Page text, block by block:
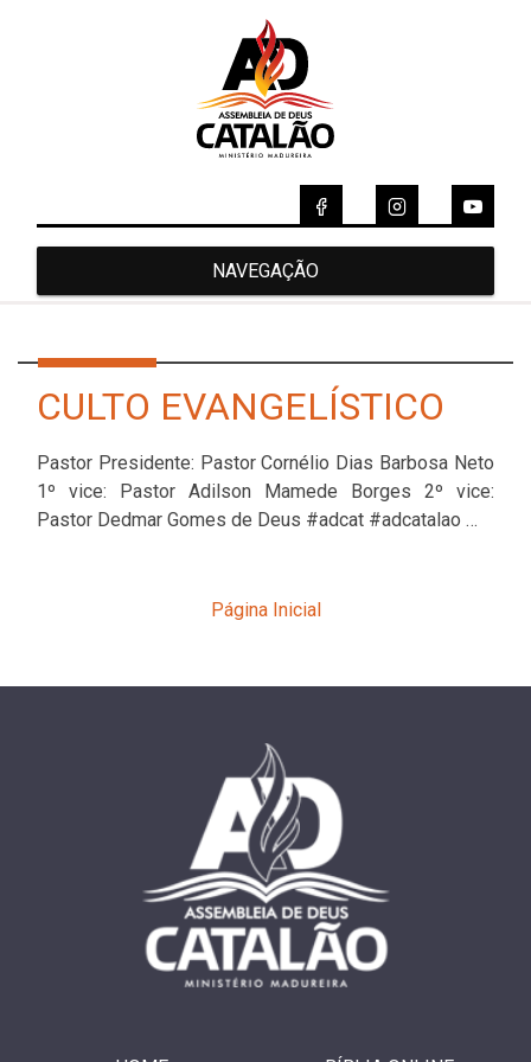
NAVEGAÇÃO
CULTO EVANGELÍSTICO
Pastor Presidente: Pastor Cornélio Dias Barbosa Neto
1º vice: Pastor Adilson Mamede Borges 2º vice:
Pastor Dedmar Gomes de Deus #adcat #adcatalao …
Página Inicial